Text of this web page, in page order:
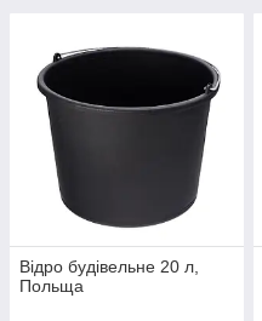
Відро будівельне 20 л,
Польща